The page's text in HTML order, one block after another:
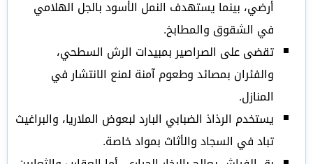
أرضي، بينما يستهدف النمل الأسود بالجل الهلامي
في الشقوق والمطابخ.
تقضى على الصراصير بمبيدات الرش السطحي،
والفئران بمصائد وطعوم آمنة لمنع الانتشار في
المنازل.
يستخدم الرذاذ الضبابي البارد لبعوض الملاريا، والبراغيث
تباد في السجاد والأثاث بمواد خاصة.